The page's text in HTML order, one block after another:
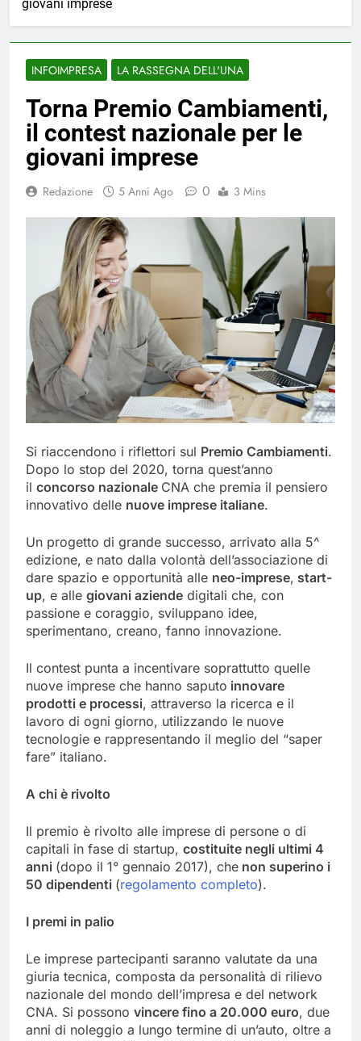
giovani imprese
INFOIMPRESA LA RASSEGNA DELL'UNA
Torna Premio Cambiamenti,
il contest nazionale per le
giovani imprese
Redazione 5 Anni Ago 0 3 Mins
Si riaccendono i riflettori sul Premio Cambiamenti.
Dopo lo stop del 2020, torna quest’anno
il concorso nazionale CNA che premia il pensiero
innovativo delle nuove imprese italiane.
Un progetto di grande successo, arrivato alla 5^
edizione, e nato dalla volontà dell’associazione di
dare spazio e opportunità alle neo-imprese, start-
up, e alle giovani aziende digitali che, con
passione e coraggio, sviluppano idee,
sperimentano, creano, fanno innovazione.
Il contest punta a incentivare soprattutto quelle
nuove imprese che hanno saputo innovare
prodotti e processi, attraverso la ricerca e il
lavoro di ogni giorno, utilizzando le nuove
tecnologie e rappresentando il meglio del “saper
fare” italiano.
A chi è rivolto
Il premio è rivolto alle imprese di persone o di
capitali in fase di startup, costituite negli ultimi 4
anni (dopo il 1° gennaio 2017), che non superino i
50 dipendenti (regolamento completo).
I premi in palio
Le imprese partecipanti saranno valutate da una
giuria tecnica, composta da personalità di rilievo
nazionale del mondo dell’impresa e del network
CNA. Si possono vincere fino a 20.000 euro, due
anni di noleggio a lungo termine di un’auto, oltre a